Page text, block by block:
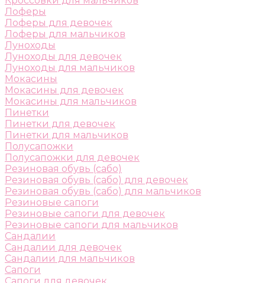
Лоферы
Лоферы для девочек
Лоферы для мальчиков
Луноходы
Луноходы для девочек
Луноходы для мальчиков
Мокасины
Мокасины для девочек
Мокасины для мальчиков
Пинетки
Пинетки для девочек
Пинетки для мальчиков
Полусапожки
Полусапожки для девочек
Резиновая обувь (сабо)
Резиновая обувь (сабо) для девочек
Резиновая обувь (сабо) для мальчиков
Резиновые сапоги
Резиновые сапоги для девочек
Резиновые сапоги для мальчиков
Сандалии
Сандалии для девочек
Сандалии для мальчиков
Сапоги